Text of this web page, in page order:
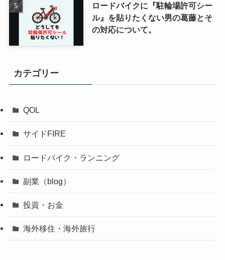
ロードバイクに『駐輪場許可シー
ル』を貼りたくない男の葛藤とそ
の対応について。
カテゴリー
QOL
サイドFIRE
ロードバイク・ランニング
副業（blog）
投資・お金
海外移住・海外旅行